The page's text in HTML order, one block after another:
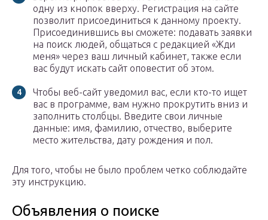
одну из кнопок вверху. Регистрация на сайте
позволит присоединиться к данному проекту.
Присоединившись вы сможете: подавать заявки
на поиск людей, общаться с редакцией «Жди
меня» через ваш личный кабинет, также если
вас будут искать сайт оповестит об этом.
Чтобы веб-сайт уведомил вас, если кто-то ищет
вас в программе, вам нужно прокрутить вниз и
заполнить столбцы. Введите свои личные
данные: имя, фамилию, отчество, выберите
место жительства, дату рождения и пол.
Для того, чтобы не было проблем четко соблюдайте
эту инструкцию.
Объявления о поиске